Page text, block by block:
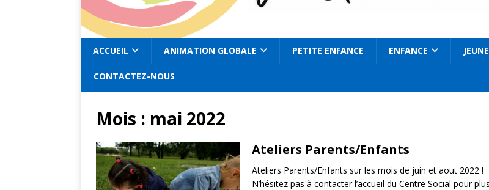
ACCUEIL ANIMATION GLOBALE PETITE ENFANCE ENFANCE
CONTACTEZ-NOUS
Mois : mai 2022
Ateliers Parents/Enfants
Ateliers Parents/Enfants sur les mois de juin et aout 2022 !
N’hésitez pas à contacter l’accueil du Centre Social pour plus